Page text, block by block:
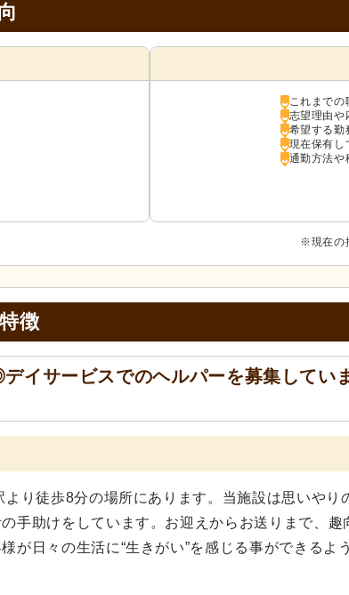
これまでの
志望理由や
希望する勤
現在保有し
通勤方法や
※現在の
徴
イサービスでのヘルパーを募集してい
より徒歩8分の場所にあります。当施設は思いやり
手助けをしています。お迎えからお送りまで、趣
が日々の生活に“生きがい”を感じる事ができるよ